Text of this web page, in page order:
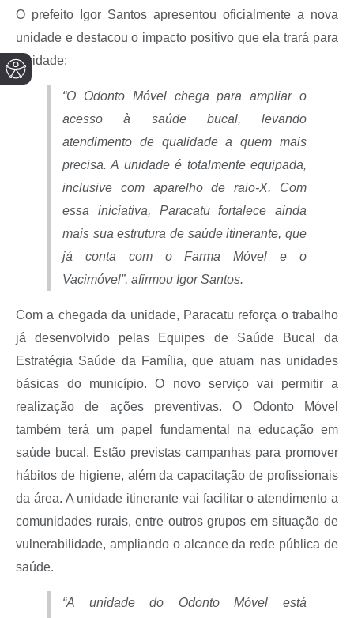
O prefeito Igor Santos apresentou oficialmente a nova
unidade e destacou o impacto positivo que ela trará para
a cidade:
“O Odonto Móvel chega para ampliar o
acesso à saúde bucal, levando
atendimento de qualidade a quem mais
precisa. A unidade é totalmente equipada,
inclusive com aparelho de raio-X. Com
essa iniciativa, Paracatu fortalece ainda
mais sua estrutura de saúde itinerante, que
já conta com o Farma Móvel e o
Vacimóvel”, afirmou Igor Santos.
Com a chegada da unidade, Paracatu reforça o trabalho
já desenvolvido pelas Equipes de Saúde Bucal da
Estratégia Saúde da Família, que atuam nas unidades
básicas do município. O novo serviço vai permitir a
realização de ações preventivas. O Odonto Móvel
também terá um papel fundamental na educação em
saúde bucal. Estão previstas campanhas para promover
hábitos de higiene, além da capacitação de profissionais
da área. A unidade itinerante vai facilitar o atendimento a
comunidades rurais, entre outros grupos em situação de
vulnerabilidade, ampliando o alcance da rede pública de
saúde.
“A unidade do Odonto Móvel está